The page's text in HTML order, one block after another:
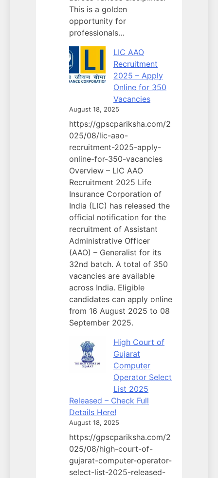
This is a golden
opportunity for
professionals…
LIC AAO
Recruitment
2025 – Apply
Online for 350
Vacancies
August 18, 2025
https://gpscpariksha.com/2
025/08/lic-aao-
recruitment-2025-apply-
online-for-350-vacancies
Overview – LIC AAO
Recruitment 2025 Life
Insurance Corporation of
India (LIC) has released the
official notification for the
recruitment of Assistant
Administrative Officer
(AAO) – Generalist for its
32nd batch. A total of 350
vacancies are available
across India. Eligible
candidates can apply online
from 16 August 2025 to 08
September 2025.
High Court of
Gujarat
Computer
Operator Select
List 2025
Released – Check Full
Details Here!
August 18, 2025
https://gpscpariksha.com/2
025/08/high-court-of-
gujarat-computer-operator-
select-list-2025-released-